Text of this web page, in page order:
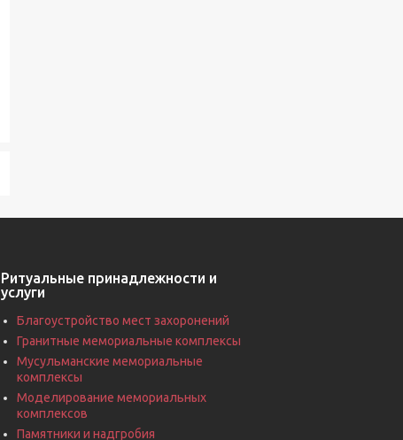
Ритуальные принадлежности и
услуги
Благоустройство мест захоронений
Гранитные мемориальные комплексы
Мусульманские мемориальные
комплексы
Моделирование мемориальных
комплексов
Памятники и надгробия